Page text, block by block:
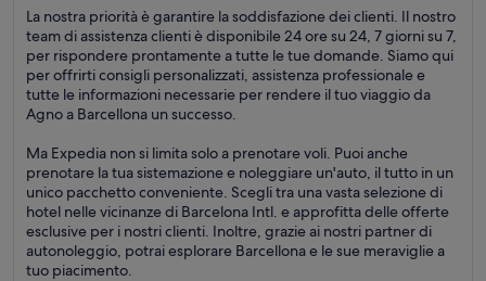
La nostra priorità è garantire la soddisfazione dei clienti. Il nostro
team di assistenza clienti è disponibile 24 ore su 24, 7 giorni su 7,
per rispondere prontamente a tutte le tue domande. Siamo qui
per offrirti consigli personalizzati, assistenza professionale e
tutte le informazioni necessarie per rendere il tuo viaggio da
Agno a Barcellona un successo.
Ma Expedia non si limita solo a prenotare voli. Puoi anche
prenotare la tua sistemazione e noleggiare un'auto, il tutto in un
unico pacchetto conveniente. Scegli tra una vasta selezione di
hotel nelle vicinanze di Barcelona Intl. e approfitta delle offerte
esclusive per i nostri clienti. Inoltre, grazie ai nostri partner di
autonoleggio, potrai esplorare Barcellona e le sue meraviglie a
tuo piacimento.